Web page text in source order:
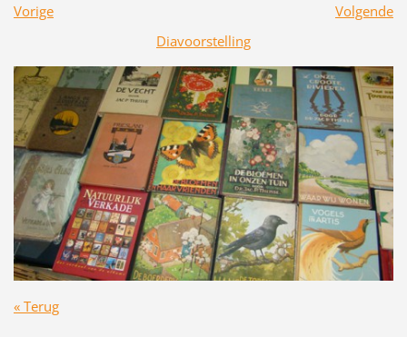
Vorige
Volgende
Diavoorstelling
« Terug